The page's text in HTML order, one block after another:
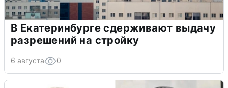
В Екатеринбурге сдерживают выдачу
разрешений на стройку
6 августа 0